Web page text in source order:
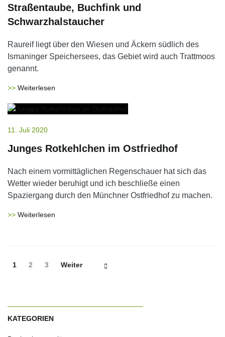
Straßentaube, Buchfink und
Schwarzhalstaucher
Raureif liegt über den Wiesen und Äckern südlich des
Ismaninger Speichersees, das Gebiet wird auch Trattmoos
genannt.
Weiterlesen
11. Juli 2020
Junges Rotkehlchen im Ostfriedhof
Nach einem vormittäglichen Regenschauer hat sich das
Wetter wieder beruhigt und ich beschließe einen
Spaziergang durch den Münchner Ostfriedhof zu machen.
Weiterlesen
Beitrags-
Seite
1 Seite
2 Seite
3 Weiter
KATEGORIEN